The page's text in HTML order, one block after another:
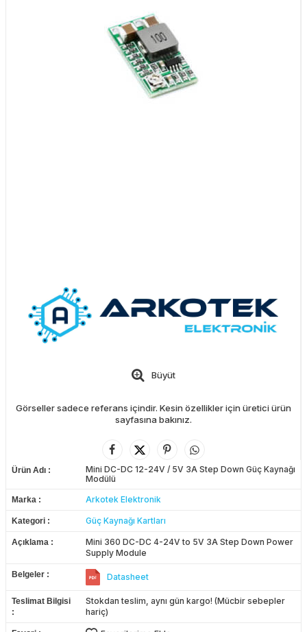
Büyüt
Görseller sadece referans içindir. Kesin özellikler için üretici ürün
sayfasına bakınız.
Ürün Adı
Mini DC-DC 12-24V / 5V 3A Step Down Güç Kaynağı
Modülü
Marka Arkotek Elektronik
Kategori Güç Kaynağı Kartları
Açıklama
Mini 360 DC-DC 4-24V to 5V 3A Step Down Power
Supply Module
Belgeler Datasheet
Teslimat Bilgisi
Stokdan teslim, aynı gün kargo! (Mücbir sebepler
hariç)